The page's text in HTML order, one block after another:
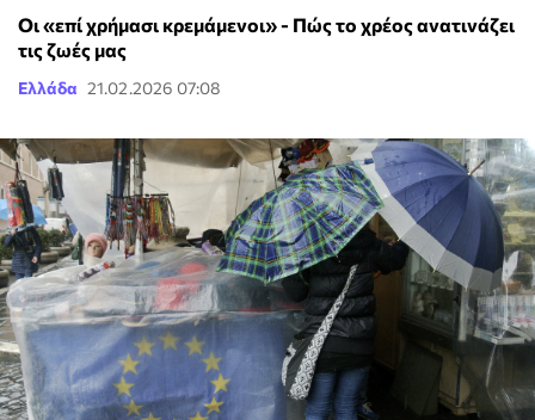
Οι «επί χρήμασι κρεμάμενοι» - Πώς το χρέος ανατινάζει
τις ζωές μας
Ελλάδα 21.02.2026 07:08